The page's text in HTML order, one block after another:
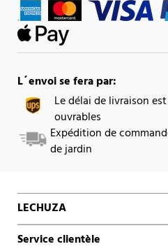
L´envoi se fera par:
Le délai de livraison
ouvrables
Expédition de
de jardin
LECHUZA
Service clientèle